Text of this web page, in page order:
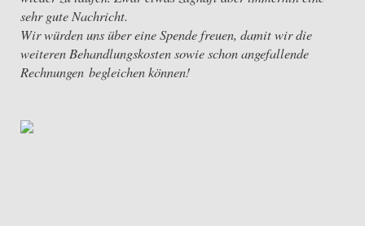
sehr gute Nachricht.
Wir würden uns über eine Spende freuen, damit wir die
weiteren Behandlungskosten sowie schon angefallende
Rechnungen begleichen können!